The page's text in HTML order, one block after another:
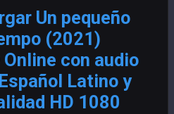
Un pequeño
(2021)
con audio
Latino y
HD 1080